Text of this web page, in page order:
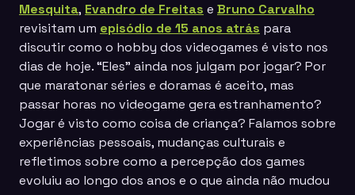
Mesquita, Evandro de Freitas⁠ e Bruno Carvalho⁠
revisitam um episódio de 15 anos atrás para
discutir como o hobby dos videogames é visto nos
dias de hoje. “Eles” ainda nos julgam por jogar? Por
que maratonar séries e doramas é aceito, mas
passar horas no videogame gera estranhamento?
Jogar é visto como coisa de criança? Falamos sobre
experiências pessoais, mudanças culturais e
refletimos sobre como a percepção dos games
evoluiu ao longo dos anos e o que ainda não mudou